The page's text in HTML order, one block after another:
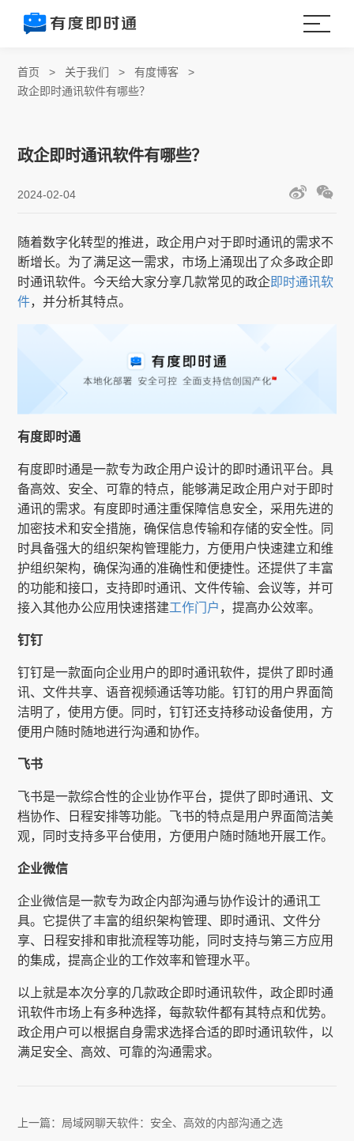
首页 > 关于我们 >有度博客 >
政企即时通讯软件有哪些？
政企即时通讯软件有哪些？
2024-02-04
随着数字化转型的推进，政企用户对于即时通讯的需求不
断增长。为了满足这一需求，市场上涌现出了众多政企即
时通讯软件。今天给大家分享几款常见的政企即时通讯软
件，并分析其特点。
有度即时通
有度即时通是一款专为政企用户设计的即时通讯平台。具
备高效、安全、可靠的特点，能够满足政企用户对于即时
通讯的需求。有度即时通注重保障信息安全，采用先进的
加密技术和安全措施，确保信息传输和存储的安全性。同
时具备强大的组织架构管理能力，方便用户快速建立和维
护组织架构，确保沟通的准确性和便捷性。还提供了丰富
的功能和接口，支持即时通讯、文件传输、会议等，并可
接入其他办公应用快速搭建工作门户 ，提高办公效率。
钉钉
钉钉是一款面向企业用户的即时通讯软件，提供了即时通
讯、文件共享、语音视频通话等功能。钉钉的用户界面简
洁明了，使用方便。同时，钉钉还支持移动设备使用，方
便用户随时随地进行沟通和协作。
飞书
飞书是一款综合性的企业协作平台，提供了即时通讯、文
档协作、日程安排等功能。飞书的特点是用户界面简洁美
观，同时支持多平台使用，方便用户随时随地开展工作。
企业微信
企业微信是一款专为政企内部沟通与协作设计的通讯工
具。它提供了丰富的组织架构管理、即时通讯、文件分
享、日程安排和审批流程等功能，同时支持与第三方应用
的集成，提高企业的工作效率和管理水平。
以上就是本次分享的几款政企即时通讯软件，政企即时通
讯软件市场上有多种选择，每款软件都有其特点和优势。
政企用户可以根据自身需求选择合适的即时通讯软件，以
满足安全、高效、可靠的沟通需求。
上一篇： 局域网聊天软件：安全、高效的内部沟通之选